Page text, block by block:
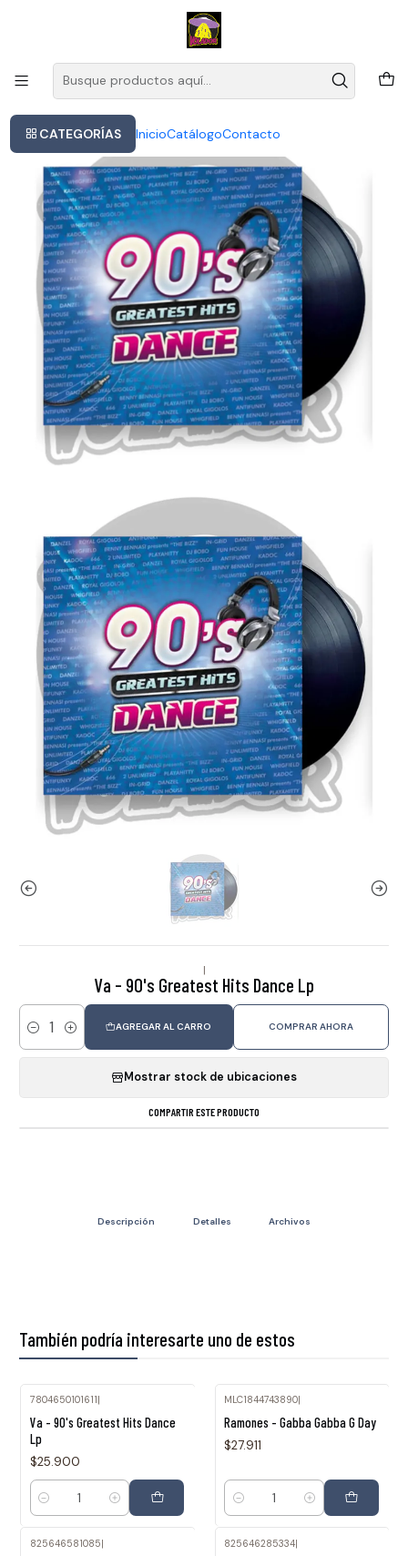
CATEGORÍAS InicioCatálogoContacto
Este es el texto del slide
|
Va - 90's Greatest Hits Dance Lp
Cantidad
AGREGAR AL CARRO COMPRAR AHORA
Mostrar stock de ubicaciones
COMPARTIR ESTE PRODUCTO
Descripción Detalles Archivos
También podría interesarte uno de estos
7804650101611|
Va - 90's Greatest Hits Dance
Lp
$25.900
Cantidad
MLC1844743890|
Ramones - Gabba Gabba G Day
$27.911
Cantidad
825646581085| 825646285334|